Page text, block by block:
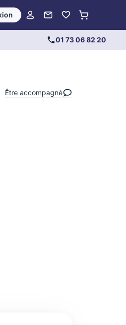
01 73 06 82 20
Être accompagné